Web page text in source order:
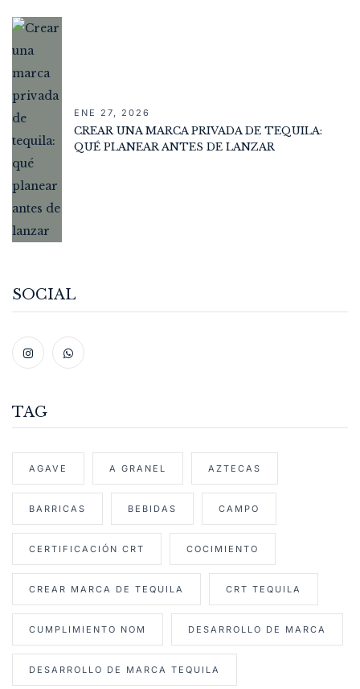
ENE 27, 2026
CREAR UNA MARCA PRIVADA DE TEQUILA:
QUÉ PLANEAR ANTES DE LANZAR
SOCIAL
TAG
AGAVE A GRANEL AZTECAS
BARRICAS BEBIDAS CAMPO
CERTIFICACIÓN CRT COCIMIENTO
CREAR MARCA DE TEQUILA CRT TEQUILA
CUMPLIMIENTO NOM DESARROLLO DE MARCA
DESARROLLO DE MARCA TEQUILA